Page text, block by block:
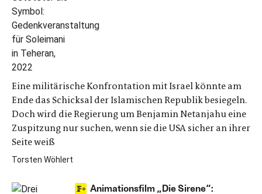
Eine militärische Konfrontation mit Israel könnte am
Ende das Schicksal der Islamischen Republik besiegeln.
Doch wird die Regierung um Benjamin Netanjahu eine
Zuspitzung nur suchen, wenn sie die USA sicher an ihrer
Seite weiß
Torsten Wöhlert
Animationsfilm „Die Sirene“: